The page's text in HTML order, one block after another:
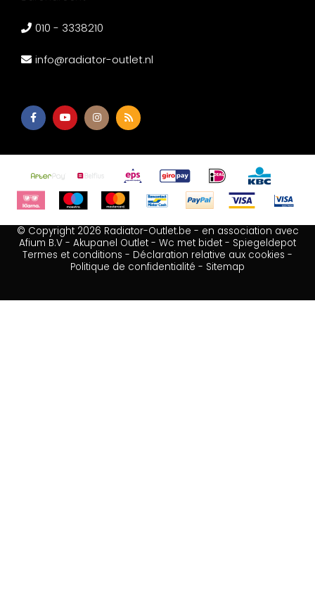
010 - 3338210
info@radiator-outlet.nl
© Copyright 2026 Radiator-Outlet.be - en association avec
Afium B.V - Akupanel Outlet - Wc met bidet - Spiegeldepot
Termes et conditions - Déclaration relative aux cookies -
Politique de confidentialité - Sitemap